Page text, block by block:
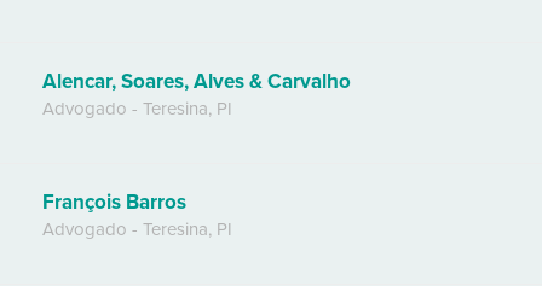
Alencar, Soares, Alves & Carvalho
Advogado - Teresina, PI
François Barros
Advogado - Teresina, PI